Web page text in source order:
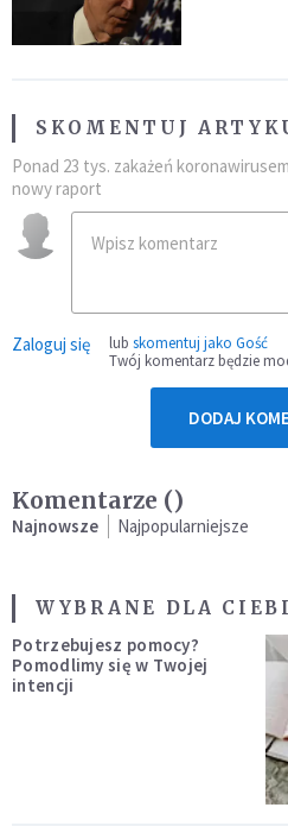
SKOMENTUJ
Ponad 23 tys. zakażeń
nowy raport
Zaloguj się lub skomentuj jako Gość
Twój komentarz będzie
DODAJ
Komentarze ()
Najnowsze Najpopularniejsze
WYBRANE DLA
Potrzebujesz pomocy?
Pomodlimy się w Twojej
intencji